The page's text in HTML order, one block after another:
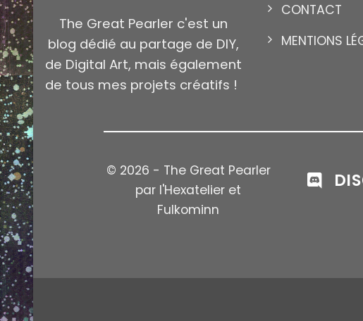
The Great Pearler c'est un
blog dédié au partage de DIY,
de Digital Art, mais également
de tous mes projets créatifs !
CONTACT
MENTIONS
– GOTTA
ALL
004 – SALAMÈCHE – GOTTA
STICK’EM ALL
© 2026 - The Great Pearler
par l'Hexatelier et
Fulkominn